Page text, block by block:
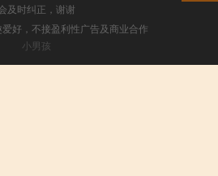
及时纠正，谢谢
好，不接盈利性广告及商业合作
小男孩